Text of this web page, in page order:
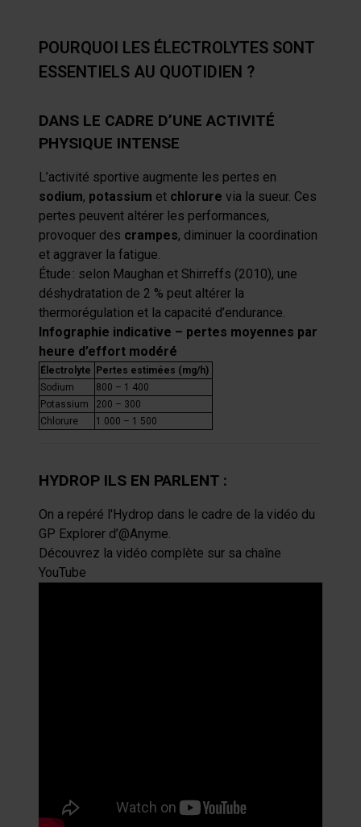
POURQUOI LES ÉLECTROLYTES SONT
ESSENTIELS AU QUOTIDIEN ?
DANS LE CADRE D’UNE ACTIVITÉ
PHYSIQUE INTENSE
L’activité sportive augmente les pertes en
sodium, potassium et chlorure via la sueur. Ces
pertes peuvent altérer les performances,
provoquer des crampes, diminuer la coordination
et aggraver la fatigue.
Étude : selon Maughan et Shirreffs (2010), une
déshydratation de 2 % peut altérer la
thermorégulation et la capacité d’endurance.
Infographie indicative – pertes moyennes par
heure d’effort modéré
Électrolyte
Pertes estimées (mg/h)
Sodium
800 – 1 400
Potassium
200 – 300
Chlorure
1 000 – 1 500
HYDROP ILS EN PARLENT :
On a repéré l'Hydrop dans le cadre de la vidéo du
GP Explorer d’@Anyme.
Découvrez la vidéo complète sur sa chaîne
YouTube